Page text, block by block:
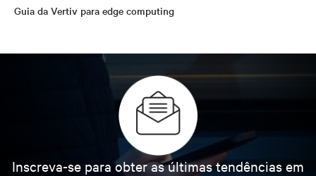
Guia da Vertiv para edge computing
Inscreva-se para obter as últimas tendências em